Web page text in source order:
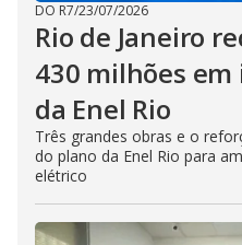
DO R7/23/07/2026
Rio de Janeiro
430 milhões
da Enel Rio
Três grandes obras e o
do plano da Enel Rio para
elétrico